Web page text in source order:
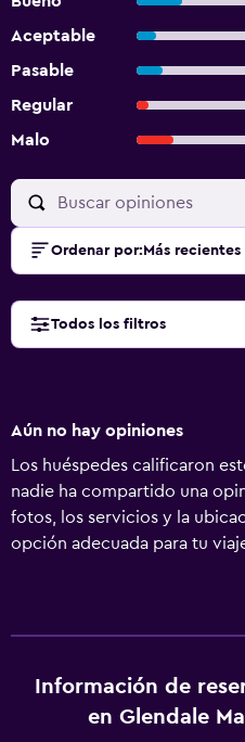
Aceptable
Pasable
Regular
Malo
Ordenar por: Más recientes
Todos los filtros
Aún no hay opiniones
Los huéspedes calificaron
nadie ha compartido una
fotos, los servicios y la
opción adecuada para tu
Información de
en Glendale